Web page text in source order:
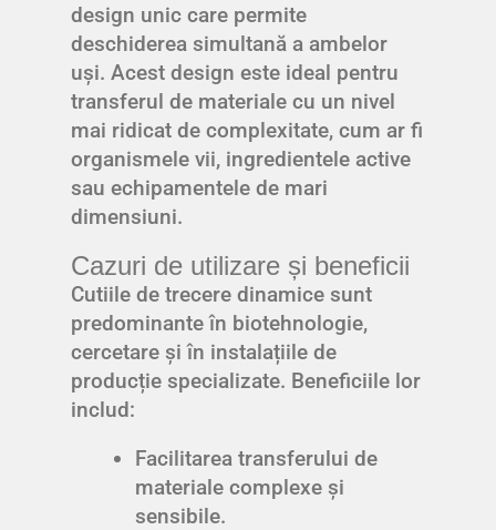
design unic care permite
deschiderea simultană a ambelor
uși. Acest design este ideal pentru
transferul de materiale cu un nivel
mai ridicat de complexitate, cum ar fi
organismele vii, ingredientele active
sau echipamentele de mari
dimensiuni.
Cazuri de utilizare și beneficii
Cutiile de trecere dinamice sunt
predominante în biotehnologie,
cercetare și în instalațiile de
producție specializate. Beneficiile lor
includ:
Facilitarea transferului de
materiale complexe și
sensibile.